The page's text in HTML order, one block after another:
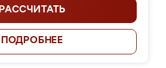
РАССЧИТАТЬ
ПОДРОБНЕЕ